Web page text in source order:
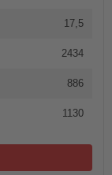
17,5
2434
886
1130